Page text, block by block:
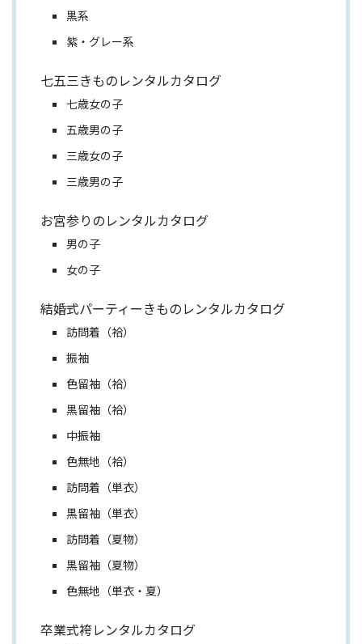
黒系
紫・グレー系
七五三きものレンタルカタログ
七歳女の子
五歳男の子
三歳女の子
三歳男の子
お宮参りのレンタルカタログ
男の子
女の子
結婚式パーティーきものレンタルカタログ
訪問着（袷）
振袖
色留袖（袷）
黒留袖（袷）
中振袖
色無地（袷）
訪問着（単衣）
黒留袖（単衣）
訪問着（夏物）
黒留袖（夏物）
色無地（単衣・夏）
卒業式袴レンタルカタログ